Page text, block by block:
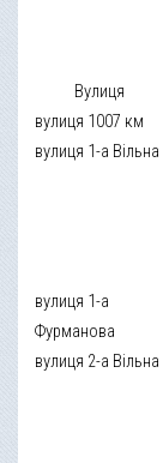
Вулиця
вулиця 1007 км
вулиця 1-а Вільна
вулиця 1-а
Фурманова
вулиця 2-а Вільна